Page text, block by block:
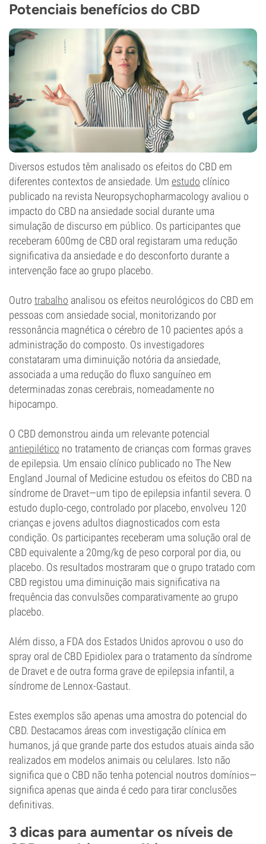
Potenciais benefícios do CBD
Diversos estudos têm analisado os efeitos do CBD em
diferentes contextos de ansiedade. Um estudo clínico
publicado na revista Neuropsychopharmacology avaliou o
impacto do CBD na ansiedade social durante uma
simulação de discurso em público. Os participantes que
receberam 600mg de CBD oral registaram uma redução
significativa da ansiedade e do desconforto durante a
intervenção face ao grupo placebo.
Outro trabalho analisou os efeitos neurológicos do CBD em
pessoas com ansiedade social, monitorizando por
ressonância magnética o cérebro de 10 pacientes após a
administração do composto. Os investigadores
constataram uma diminuição notória da ansiedade,
associada a uma redução do fluxo sanguíneo em
determinadas zonas cerebrais, nomeadamente no
hipocampo.
O CBD demonstrou ainda um relevante potencial
antiepilético no tratamento de crianças com formas graves
de epilepsia. Um ensaio clínico publicado no The New
England Journal of Medicine estudou os efeitos do CBD na
síndrome de Dravet—um tipo de epilepsia infantil severa. O
estudo duplo-cego, controlado por placebo, envolveu 120
crianças e jovens adultos diagnosticados com esta
condição. Os participantes receberam uma solução oral de
CBD equivalente a 20mg/kg de peso corporal por dia, ou
placebo. Os resultados mostraram que o grupo tratado com
CBD registou uma diminuição mais significativa na
frequência das convulsões comparativamente ao grupo
placebo.
Além disso, a FDA dos Estados Unidos aprovou o uso do
spray oral de CBD Epidiolex para o tratamento da síndrome
de Dravet e de outra forma grave de epilepsia infantil, a
síndrome de Lennox-Gastaut.
Estes exemplos são apenas uma amostra do potencial do
CBD. Destacamos áreas com investigação clínica em
humanos, já que grande parte dos estudos atuais ainda são
realizados em modelos animais ou celulares. Isto não
significa que o CBD não tenha potencial noutros domínios—
significa apenas que ainda é cedo para tirar conclusões
definitivas.
3 dicas para aumentar os níveis de